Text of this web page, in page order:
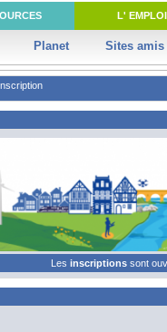
L' EMPLOI
Planet Sites amis
Les inscriptions sont